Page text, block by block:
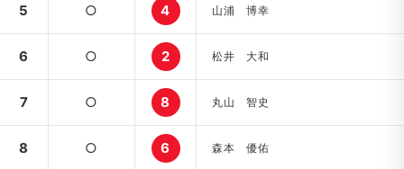
5 ○ 4 山浦 博幸
6 ○ 2 松井 大和
7 ○ 8 丸山 智史
8 ○ 6 森本 優佑